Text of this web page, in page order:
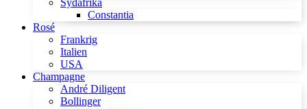
Sydafrika
Constantia
Rosé
Frankrig
Italien
USA
Champagne
André Diligent
Bollinger